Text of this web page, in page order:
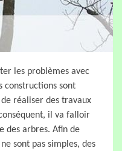
les problèmes avec
constructions sont
réaliser des travaux
il va falloir
des arbres. Afin de
sont pas simples, des